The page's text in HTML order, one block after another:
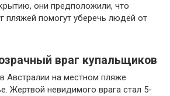
они предположили, что
пляжей помогут уберечь людей от
враг купальщиков
Австралии на местном пляже
Жертвой невидимого врага стал 5-